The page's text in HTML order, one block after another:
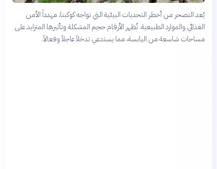
يُعد التصحر من أخطر التحديات البيئية التي تواجه كوكبنا، مهدداً الأمن
الغذائي والموارد الطبيعية. تُظهر الأرقام حجم المشكلة وتأثيرها المتزايد على
مساحات شاسعة من اليابسة، مما يستدعي تدخلاً عاجلاً وفعالاً.